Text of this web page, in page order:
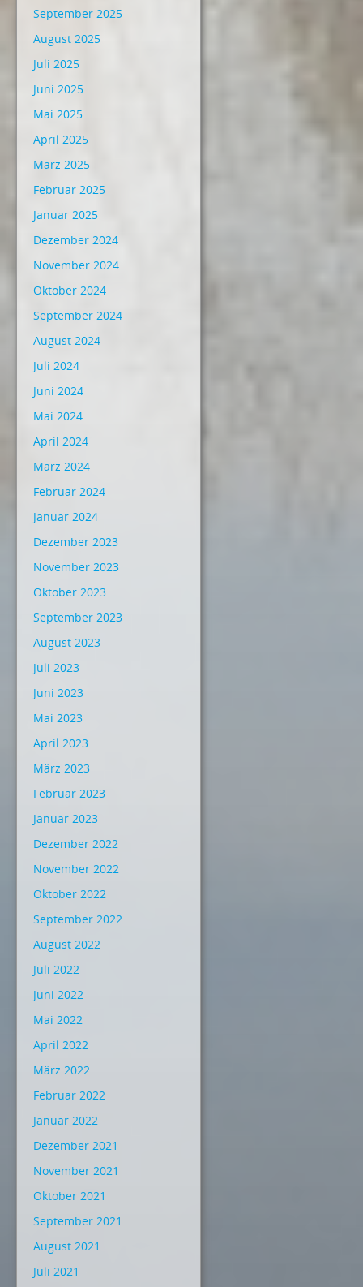
September 2025
August 2025
Juli 2025
Juni 2025
Mai 2025
April 2025
März 2025
Februar 2025
Januar 2025
Dezember 2024
November 2024
Oktober 2024
September 2024
August 2024
Juli 2024
Juni 2024
Mai 2024
April 2024
März 2024
Februar 2024
Januar 2024
Dezember 2023
November 2023
Oktober 2023
September 2023
August 2023
Juli 2023
Juni 2023
Mai 2023
April 2023
März 2023
Februar 2023
Januar 2023
Dezember 2022
November 2022
Oktober 2022
September 2022
August 2022
Juli 2022
Juni 2022
Mai 2022
April 2022
März 2022
Februar 2022
Januar 2022
Dezember 2021
November 2021
Oktober 2021
September 2021
August 2021
Juli 2021